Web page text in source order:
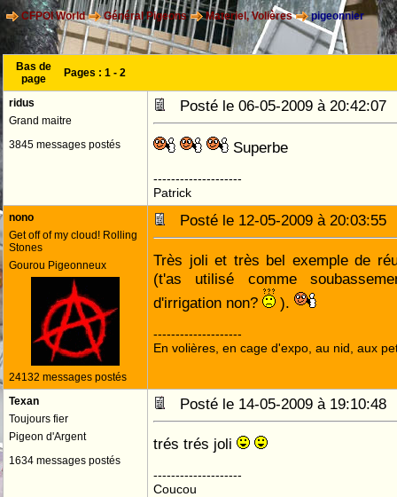
CFPOI World Général Pigeons Materiel, Volières pigeonnier
Bas de
page
Pages : 1 - 2
ridus
Grand maitre
3845 messages postés
Posté le 06-05-2009 à
Superbe
--------------------
Patrick
nono
Get off of my cloud! Rolling
Stones
Gourou Pigeonneux
24132 messages postés
Posté le 12-05-2009 à
Très joli et très bel exemple de
(t'as utilisé comme
d'irrigation non?
).
--------------------
En volières, en cage d'expo, au nid, aux
Texan
Toujours fier
Pigeon d'Argent
1634 messages postés
Posté le 14-05-2009 à
trés trés joli
--------------------
Coucou